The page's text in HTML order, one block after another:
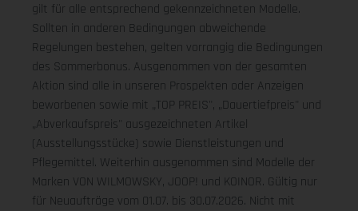
gilt für alle entsprechend gekennzeichneten Modelle.
Sollten in anderen Bedingungen abweichende
Regelungen bestehen, gelten vorrangig die Bedingungen
des Sommerbonus. Ausgenommen von der gesamten
Aktion sind alle in unseren Prospekten oder Anzeigen
beworbenen sowie mit „TOP PREIS", „Dauertiefpreis" und
„Abverkaufspreis" ausgezeichneten Artikel
(Ausstellungsstücke) sowie Dienstleistungen und
Pflegemittel. Weiterhin ausgenommen sind Modelle der
Marken VON WILMOWSKY, JOOP! und KOINOR. Gültig nur
für Neuaufträge vom 01.07. bis 30.07.2026. Nicht mit